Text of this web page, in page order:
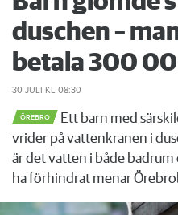
duschen –
betala 300
30 JULI KL 08:30
ÖREBRO
Ett barn med
vrider på vattenkranen i
är det vatten i både
ha förhindrat menar